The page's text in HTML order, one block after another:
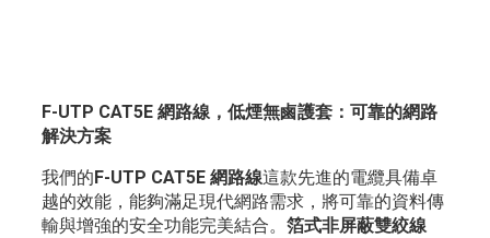
F-UTP CAT5E 網路線，低煙無鹵護套：可靠的網路
解決方案
我們的 F-UTP CAT5E 網路線這款先進的電纜具備卓
越的效能，能夠滿足現代網路需求，將可靠的資料傳
輸與增強的安全功能完美結合。 箔式非屏蔽雙絞線